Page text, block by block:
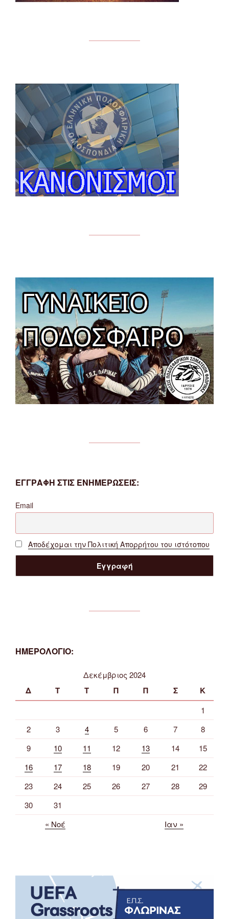
ΕΓΓΡΑΦΗ ΣΤΙΣ ΕΝΗΜΕΡΩΣΕΙΣ:
Email
Αποδέχομαι την Πολιτική Απορρήτου του ιστότοπου
ΗΜΕΡΟΛΟΓΙΟ:
Δεκέμβριος 2024
Δ Τ Τ Π Π Σ Κ
1
2
3 4 5 6 7
8
9
10 11 12 13 14
15
16
17 18 19 20 21
22
23
24 25 26 27 28
29
30
31
« Νοέ
Ιαν »